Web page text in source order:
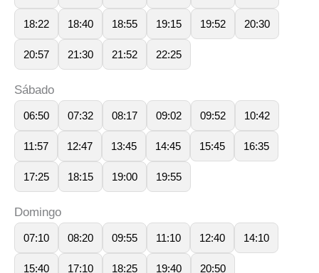
18:22 18:40 18:55 19:15 19:52 20:30
20:57 21:30 21:52 22:25
Sábado
06:50 07:32 08:17 09:02 09:52 10:42
11:57 12:47 13:45 14:45 15:45 16:35
17:25 18:15 19:00 19:55
Domingo
07:10 08:20 09:55 11:10 12:40 14:10
15:40 17:10 18:25 19:40 20:50